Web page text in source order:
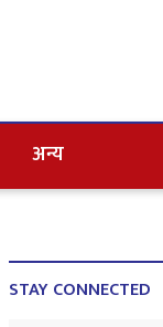
अन्य
STAY CONNECTED